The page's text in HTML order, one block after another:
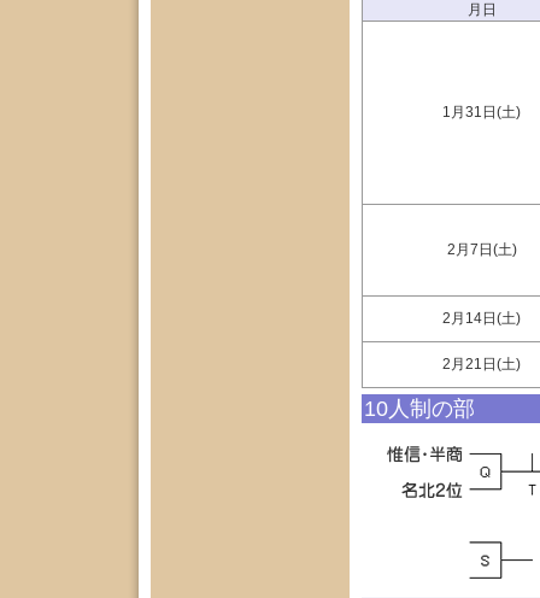
月日
1月31日(土)
2月7日(土)
2月14日(土)
2月21日(土)
10人制の部